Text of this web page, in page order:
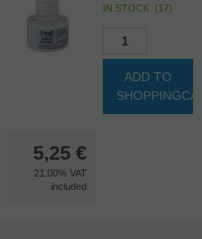
5,25 €
21.00%VAT
included
IN STOCK (17)
ADD TO